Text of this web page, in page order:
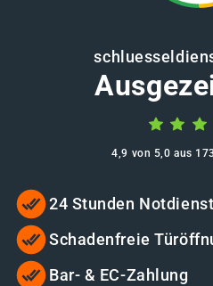
4,9 von 5,0 aus
24 Stunden Notdienst
Schadenfreie
Bar- & EC-Zahlung